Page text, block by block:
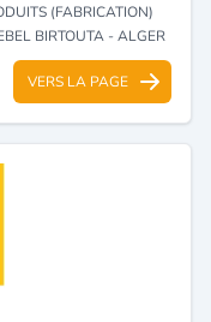
(FABRICATION)
BIRTOUTA - ALGER
VERS LA PAGE